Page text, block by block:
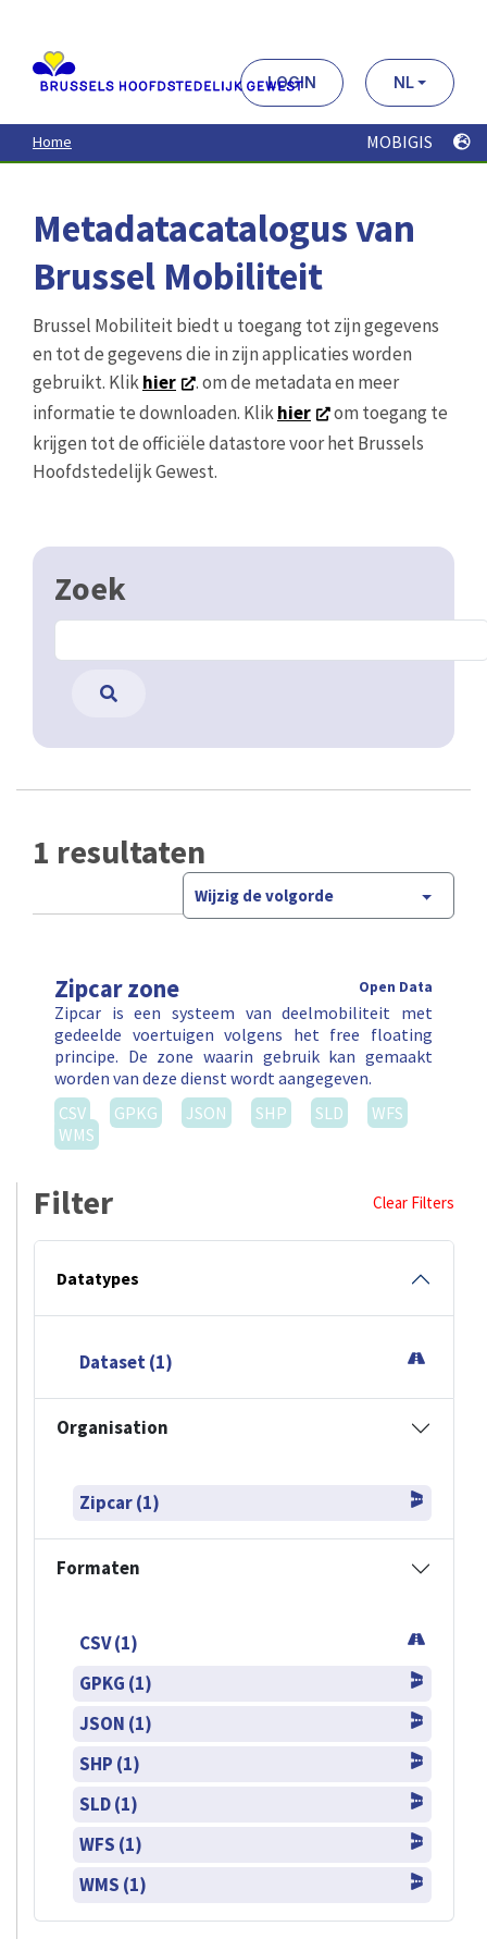
contenu
principal
LOGIN NL
Home MOBIGIS
Metadatacatalogus van
Brussel Mobiliteit
Brussel Mobiliteit biedt u toegang tot zijn gegevens
en tot de gegevens die in zijn applicaties worden
gebruikt. Klikhier
. om de metadata en meer
informatie te downloaden. Klikhier
om toegang te
krijgen tot de officiële datastore voor het Brussels
Hoofdstedelijk Gewest.
Zoek
1 resultaten
Wijzig de volgorde
Zipcar zone Open Data
Zipcar is een systeem van deelmobiliteit met
gedeelde voertuigen volgens het free floating
principe. De zone waarin gebruik kan gemaakt
worden van deze dienst wordt aangegeven.
CSV
GPKG JSON SHP SLD
WFS
WMS
Filter Clear Filters
Datatypes
Dataset (1)
Organisation
Zipcar (1)
Formaten
CSV (1)
GPKG (1)
JSON (1)
SHP (1)
SLD (1)
WFS (1)
WMS (1)